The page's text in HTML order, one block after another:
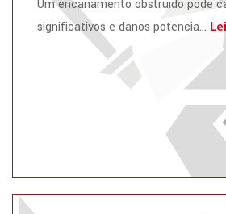
Um encanamento obstruído pode
significativos e danos potencia...